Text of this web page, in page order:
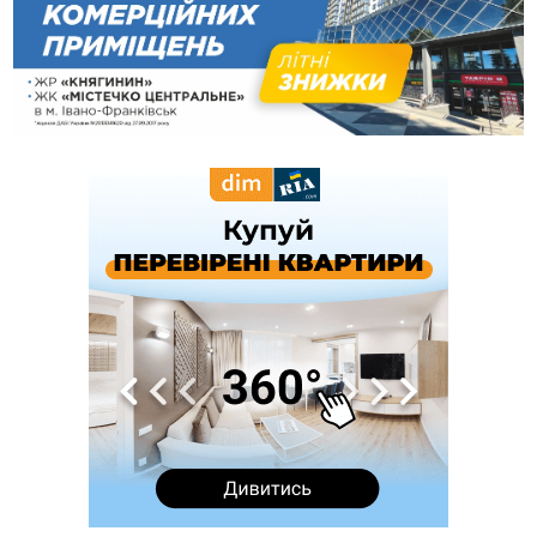
16:42
Поблизу Франківська п'яний на Chevrolet втікав від поліції
16:27
На Прикарпатті триває декларування вогнепальної зброї:
уже зареєстровано 282 одиниці
15:58
Понад 9 тис. прикарпатських вступників отримали
рекомендації до зарахування на бакалаврат у ВНЗ
У Старуні відбулася Патріарша проща
Не знає англійську на достатньому рівні. Франківець Лев
Кишакевич не зможе стати суддею Міжнародного
кримінального суду
У Ворохті проведуть Кубок ФЛСУ зі стрибків на лижах,
пам'яті оборонця Богдана Бухонка
ФОТО
На Калущині розшукали чоловіка, який три дні
блукав у лісі
Боднар розповів про реакцію влади Польщі на атаки на
українців та про зміни після 23 серпня
"Едельвейси" щемливо привітали рідну Коломию з
Днем міста
Вчора у Франківську, Коломиї, Долині та Яремче